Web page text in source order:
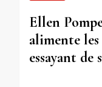
Ellen
alimente
essayant de